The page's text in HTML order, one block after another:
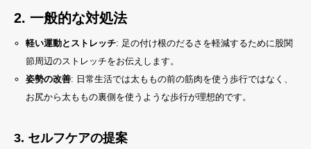
2. 一般的な対処法
軽い運動とストレッチ: 足の付け根のだるさを軽減するために股関
節周辺のストレッチをお伝えします。
姿勢の改善: 日常生活では太ももの前の筋肉を使う歩行ではなく、
お尻から太ももの裏側を使うような歩行が理想的です。
3. セルフケアの提案